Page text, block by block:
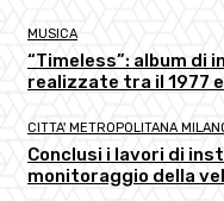
MUSICA
“Timeless”: album di
realizzate tra il 1977
CITTA' METROPOLITANA
Conclusi i lavori di
monitoraggio della